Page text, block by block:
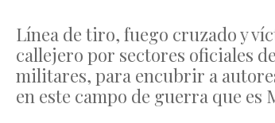
Línea de tiro, fuego cruzado y
callejero por sectores oficiales
militares, para encubrir a
en este campo de guerra que es